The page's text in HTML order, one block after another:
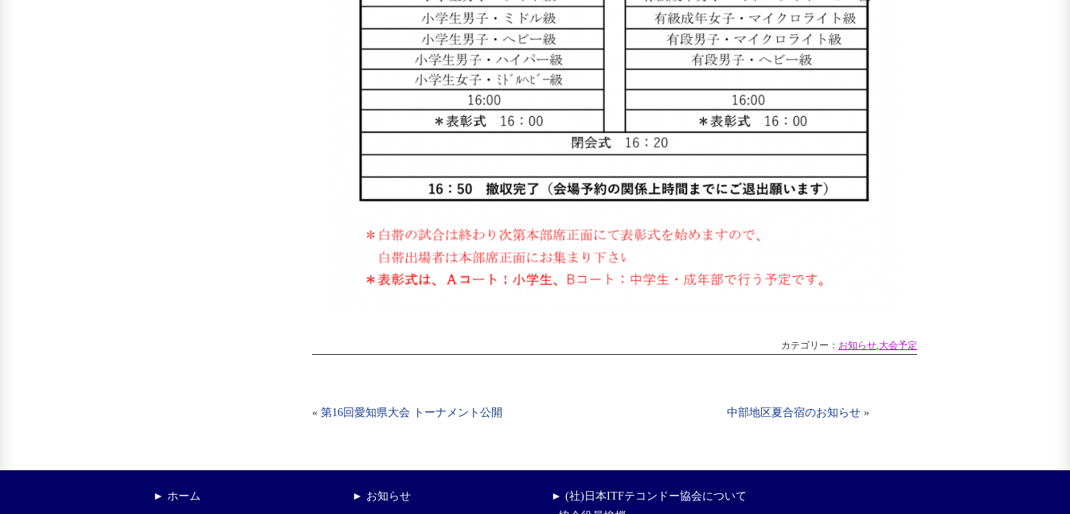
カテゴリー： お知らせ,大会予定
« 第16回愛知県大会 トーナメント公開 中部地区夏合宿のお知らせ »
► ホーム ► お知らせ
► (社)日本ITFテコンドー協会について